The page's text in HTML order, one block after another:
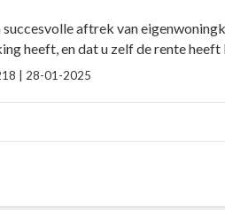
aftrek van
heeft, en dat u zelf de rente heeft
| 28-01-2025